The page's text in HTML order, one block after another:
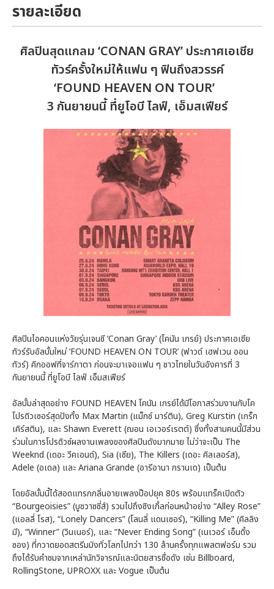
รายละเอียด
ศิลปินสุดแกลม ‘CONAN GRAY’ ประกาศเอเชีย
ทัวร์ครั้งใหม่ให้แฟน ๆ ฟินถึงสวรรค์
‘FOUND HEAVEN ON TOUR’
3 กันยายนนี้ ที่ยูโอบี ไลฟ์, เอ็มสเฟียร์
ศิลปินไอคอนแห่งวัยรุ่นเจนซี ‘Conan Gray’ (โคนัน เกรย์) ประกาศเอเชีย
ทัวร์รับอัลบั้มใหม่ ‘FOUND HEAVEN ON TOUR’ (ฟาวด์ เฮฟเวน ออน
ทัวร์) คิกออฟที่จาร์กาตา ก่อนจะมาเจอแฟน ๆ ชาวไทยในวันอังคารที่ 3
กันยายนนี้ ที่ยูโอบี ไลฟ์ เอ็มสเฟียร์
อัลบั้มล่าสุดอย่าง FOUND HEAVEN โคนัน เกรย์ได้มีโอกาสร่วมงานกับโค
โปรดิวเซอร์สุดปังทั้ง Max Martin (แม็กซ์ มาร์ติน), Greg Kurstin (เกร็ก
เคิร์สติน), และ Shawn Everett (ฌอน เอเวอร์เรตต์) ซึ่งทั้งสามคนนี้มีส่วน
ร่วมในการโปรดิวซ์ผลงานเพลงของศิลปินดังมากมาย ไม่ว่าจะเป็น The
Weeknd (เดอะ วีคเอนด์), Sia (เซีย), The Killers (เดอะ คิลเลอร์ส),
Adele (อเดล) และ Ariana Grande (อารีอานา กรานเด) เป็นต้น
โดยอัลบั้มนี้ได้สอดแทรกกลิ่นอายเพลงป๊อปยุค 80s พร้อมแทร็คเปิดตัว
“Bourgeoisies” (บูชวาซซี่ส์) รวมไปถึงซิงเกิ้ลก่อนหน้าอย่าง “Alley Rose”
(แอลลี่ โรส), “Lonely Dancers” (โลนลี่ แดนเซอร์), “Killing Me” (คิลลิง
มี), “Winner” (วินเนอร์), และ “Never Ending Song” (เนเวอร์ เอ็นดิ้ง
ซอง) ที่กวาดยอดสตรีมมิงทั่วโลกไปกว่า 130 ล้านครั้งทุกแพลตฟอร์ม รวม
ถึงได้รับคำชมจากเหล่านักวิจารณ์และนิตยสารชื่อดัง เช่น Billboard,
RollingStone, UPROXX และ Vogue เป็นต้น